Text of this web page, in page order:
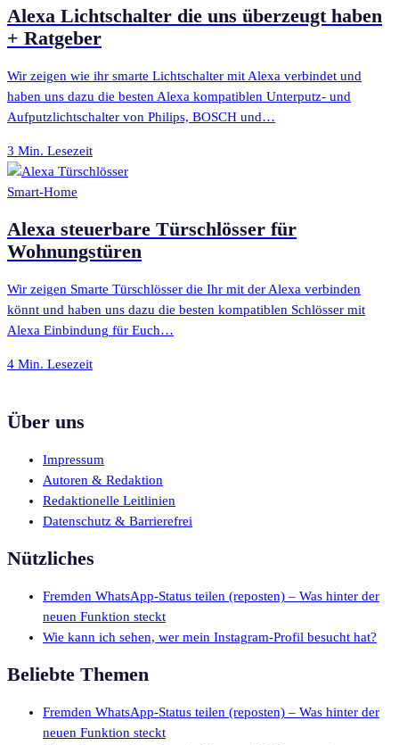
Alexa Lichtschalter die uns überzeugt haben
+ Ratgeber
Wir zeigen wie ihr smarte Lichtschalter mit Alexa verbindet und
haben uns dazu die besten Alexa kompatiblen Unterputz- und
Aufputzlichtschalter von Philips, BOSCH und…
3 Min. Lesezeit
Smart-Home
Alexa steuerbare Türschlösser für
Wohnungstüren
Wir zeigen Smarte Türschlösser die Ihr mit der Alexa verbinden
könnt und haben uns dazu die besten kompatiblen Schlösser mit
Alexa Einbindung für Euch…
4 Min. Lesezeit
Über uns
Impressum
Autoren & Redaktion
Redaktionelle Leitlinien
Datenschutz & Barrierefrei
Nützliches
Fremden WhatsApp-Status teilen (reposten) – Was hinter der
neuen Funktion steckt
Wie kann ich sehen, wer mein Instagram-Profil besucht hat?
Beliebte Themen
Fremden WhatsApp-Status teilen (reposten) – Was hinter der
neuen Funktion steckt